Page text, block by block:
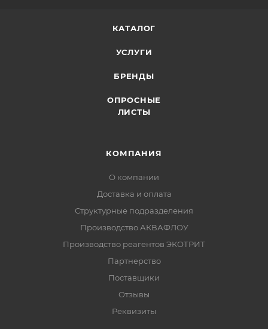
КАТАЛОГ
УСЛУГИ
БРЕНДЫ
ОПРОСНЫЕ
ЛИСТЫ
КОМПАНИЯ
О компании
Доставка и оплата
Структурные подразделения
Производство АКВАФЛОУ
Производство реагентов ЭКОТРИТ
Партнерство
Поставщики
Отзывы
Реквизиты